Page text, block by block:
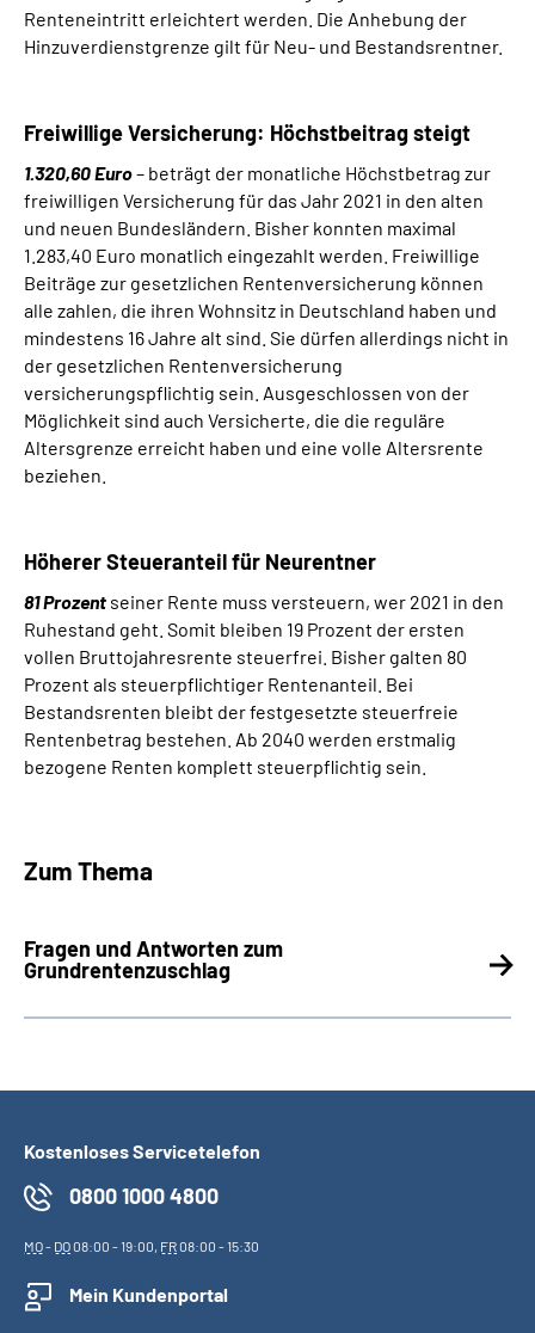
Renteneintritt erleichtert werden. Die Anhebung der
Hinzuverdienstgrenze gilt für Neu- und Bestandsrentner.
Freiwillige Versicherung: Höchstbeitrag steigt
1.320,60 Euro– beträgt der monatliche Höchstbetrag zur
freiwilligen Versicherung für das Jahr 2021 in den alten
und neuen Bundesländern. Bisher konnten maximal
1.283,40 Euro monatlich eingezahlt werden. Freiwillige
Beiträge zur gesetzlichen Rentenversicherung können
alle zahlen, die ihren Wohnsitz in Deutschland haben und
mindestens 16 Jahre alt sind. Sie dürfen allerdings nicht in
der gesetzlichen Rentenversicherung
versicherungspflichtig sein. Ausgeschlossen von der
Möglichkeit sind auch Versicherte, die die reguläre
Altersgrenze erreicht haben und eine volle Altersrente
beziehen.
Höherer Steueranteil für Neurentner
81 Prozent seiner Rente muss versteuern, wer 2021 in den
Ruhestand geht. Somit bleiben 19 Prozent der ersten
vollen Bruttojahresrente steuerfrei. Bisher galten 80
Prozent als steuerpflichtiger Rentenanteil. Bei
Bestandsrenten bleibt der festgesetzte steuerfreie
Rentenbetrag bestehen. Ab 2040 werden erstmalig
bezogene Renten komplett steuerpflichtig sein.
Zum Thema
Fragen und Antworten zum
Grundrentenzuschlag
Kostenloses Servicetelefon
0800 1000 4800
MO- DO08:00 - 19:00, FR08:00 - 15:30
Mein Kundenportal